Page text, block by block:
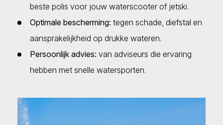
beste polis voor jouw waterscooter of jetski.
Optimale bescherming: tegen schade, diefstal en
aansprakelijkheid op drukke wateren.
Persoonlijk advies: van adviseurs die ervaring
hebben met snelle watersporten.